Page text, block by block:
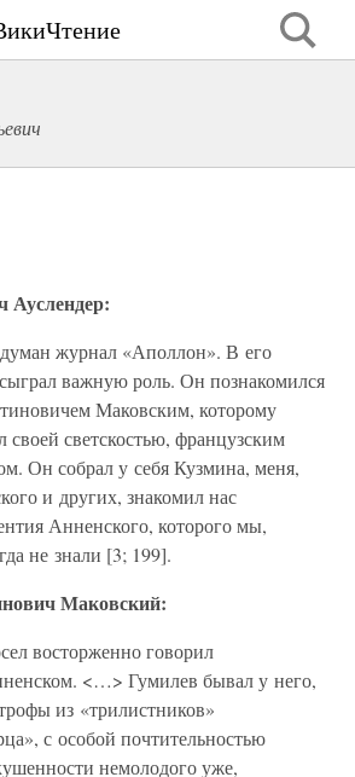
Ауслендер:
журнал «Аполлон». В его
важную роль. Он познакомился
Маковским, которому
своей светскостью, французским
Он собрал у себя Кузмина, меня,
и других, знакомил нас
Анненского, которого мы,
не знали [3; 199].
Маковский:
восторженно говорил
<…> Гумилев бывал у него,
из «трилистников»
с особой почтительностью
немолодого уже,